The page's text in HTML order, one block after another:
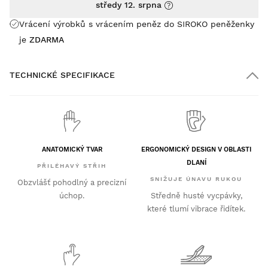
Vrácení výrobků s vrácením peněz do SIROKO peněženky
je ZDARMA
středy 12. srpna
TECHNICKÉ SPECIFIKACE
ANATOMICKÝ TVAR
PŘILÉHAVÝ STŘIH
Obzvlášť pohodlný a precizní
úchop.
ERGONOMICKÝ DESIGN V OBLASTI
DLANÍ
SNIŽUJE ÚNAVU RUKOU
Středně husté vycpávky,
které tlumí vibrace řidítek.